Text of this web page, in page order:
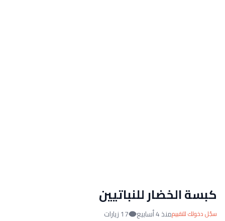
كبسة الخضار للنباتيين
سجّل دخولك للتقييممنذ 4 أسابيع 17 زيارات